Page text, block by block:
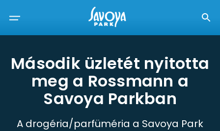
Második üzletét nyitotta
meg a Rossmann a
Savoya Parkban
A drogéria/parfüméria a Savoya Park